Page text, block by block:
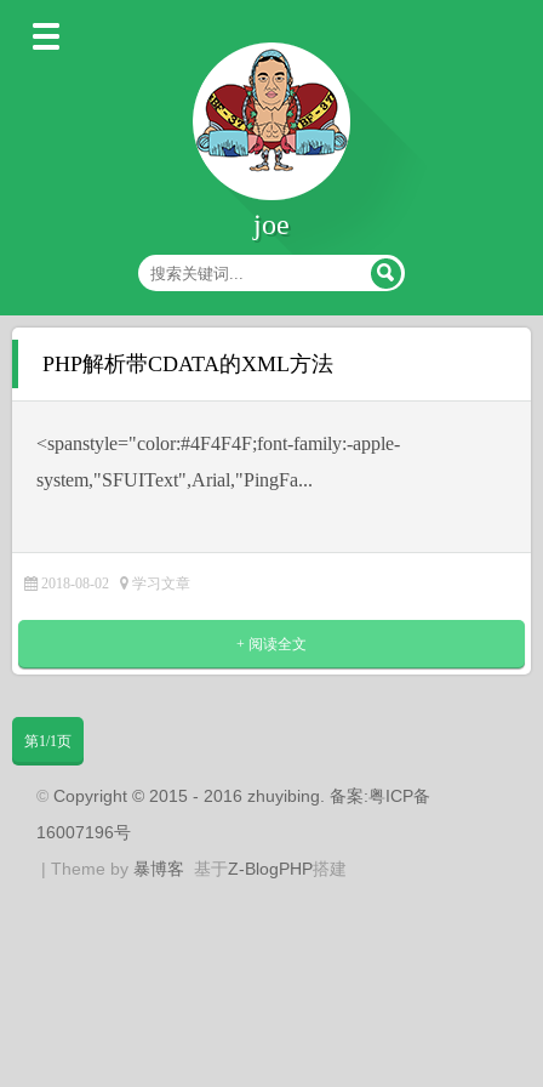
joe
PHP解析带CDATA的XML方法
˂spanstyle="color:#4F4F4F;font-family:-apple-
system,"SFUIText",Arial,"PingFa...
2018-08-02 学习文章
+ 阅读全文
第1/1页
© Copyright © 2015 - 2016 zhuyibing. 备案:粤ICP备
16007196号
| Theme by 暴博客 基于Z-BlogPHP搭建